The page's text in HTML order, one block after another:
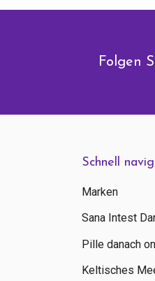
Folgen
Schnell
Marken
Sana Intest
Pille danach
Keltisches